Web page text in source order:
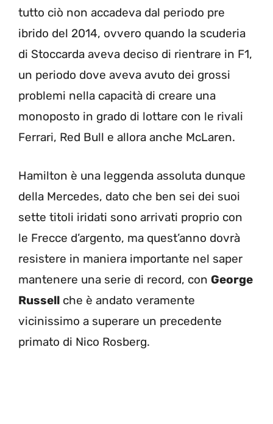
tutto ciò non accadeva dal periodo pre
ibrido del 2014, ovvero quando la scuderia
di Stoccarda aveva deciso di rientrare in F1,
un periodo dove aveva avuto dei grossi
problemi nella capacità di creare una
monoposto in grado di lottare con le rivali
Ferrari, Red Bull e allora anche McLaren.
Hamilton è una leggenda assoluta dunque
della Mercedes, dato che ben sei dei suoi
sette titoli iridati sono arrivati proprio con
le Frecce d’argento, ma quest’anno dovrà
resistere in maniera importante nel saper
mantenere una serie di record, con George
Russell che è andato veramente
vicinissimo a superare un precedente
primato di Nico Rosberg.